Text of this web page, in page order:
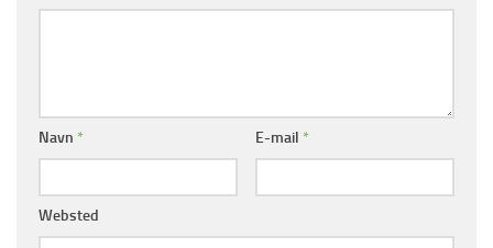
Navn * E-mail *
Websted